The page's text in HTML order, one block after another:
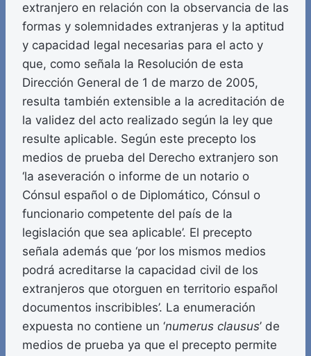
extranjero en relación con la observancia de las
formas y solemnidades extranjeras y la aptitud
y capacidad legal necesarias para el acto y
que, como señala la Resolución de esta
Dirección General de 1 de marzo de 2005,
resulta también extensible a la acreditación de
la validez del acto realizado según la ley que
resulte aplicable. Según este precepto los
medios de prueba del Derecho extranjero son
‘la aseveración o informe de un notario o
Cónsul español o de Diplomático, Cónsul o
funcionario competente del país de la
legislación que sea aplicable’. El precepto
señala además que ‘por los mismos medios
podrá acreditarse la capacidad civil de los
extranjeros que otorguen en territorio español
documentos inscribibles’. La enumeración
expuesta no contiene un ‘numerus clausus’ de
medios de prueba ya que el precepto permite